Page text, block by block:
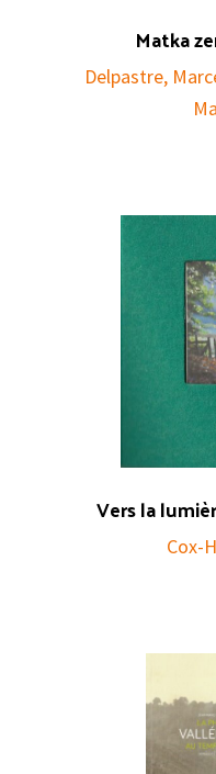
Matka
Delpastre,
Vers la
Cox-